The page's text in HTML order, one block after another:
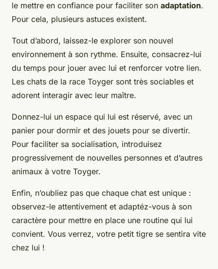
le mettre en confiance pour faciliter son adaptation.
Pour cela, plusieurs astuces existent.
Tout d’abord, laissez-le explorer son nouvel
environnement à son rythme. Ensuite, consacrez-lui
du temps pour jouer avec lui et renforcer votre lien.
Les chats de la race Toyger sont très sociables et
adorent interagir avec leur maître.
Donnez-lui un espace qui lui est réservé, avec un
panier pour dormir et des jouets pour se divertir.
Pour faciliter sa socialisation, introduisez
progressivement de nouvelles personnes et d’autres
animaux à votre Toyger.
Enfin, n’oubliez pas que chaque chat est unique :
observez-le attentivement et adaptéz-vous à son
caractère pour mettre en place une routine qui lui
convient. Vous verrez, votre petit tigre se sentira vite
chez lui !